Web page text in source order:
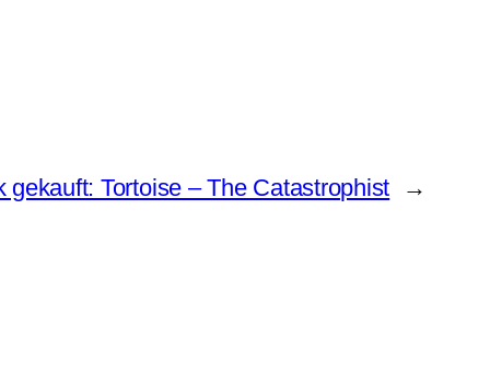
gekauft: Tortoise – The Catastrophist →